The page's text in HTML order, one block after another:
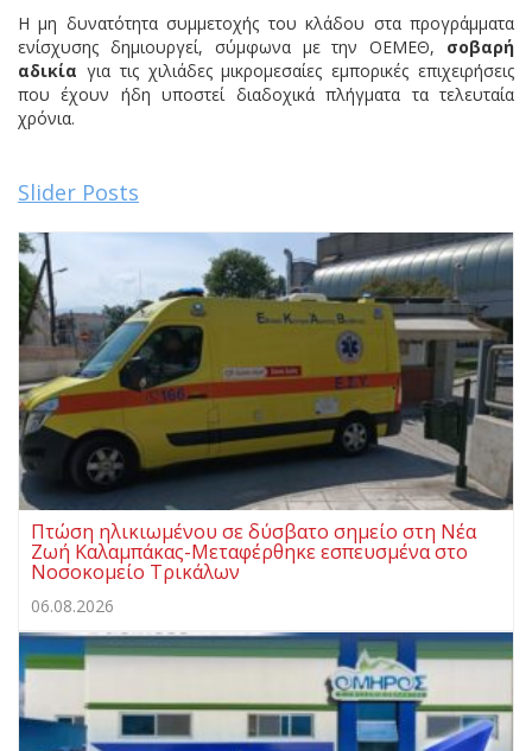
Η μη δυνατότητα συμμετοχής του κλάδου στα προγράμματα
ενίσχυσης δημιουργεί, σύμφωνα με την ΟΕΜΕΘ, σοβαρή
αδικία για τις χιλιάδες μικρομεσαίες εμπορικές επιχειρήσεις
που έχουν ήδη υποστεί διαδοχικά πλήγματα τα τελευταία
χρόνια.
Slider Posts
Πτώση ηλικιωμένου σε δύσβατο σημείο στη Νέα
Ζωή Καλαμπάκας-Μεταφέρθηκε εσπευσμένα στο
Νοσοκομείο Τρικάλων
06.08.2026